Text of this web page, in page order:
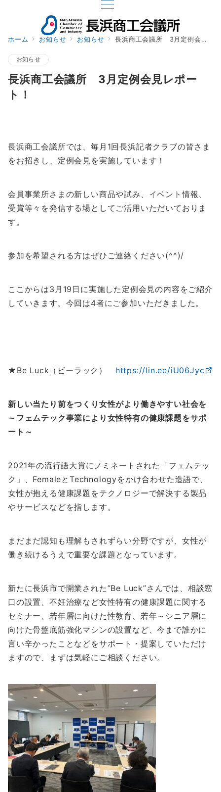
ホーム お知らせ お知らせ 長浜商工会議所 3月定例会見レポート！
お知らせ
長浜商工会議所 3月定例会見レポー
ト！
長浜商工会議所では、毎月1回長浜記者クラブの皆さま
をお招きし、定例会見を実施しています！
会員事業所さまの新しい商品や試み、イベント情報、
受賞等々を発信する場としてご活用いただいておりま
す。
参加を希望される方はぜひご連絡ください(^^)/
ここからは3月19日に実施した定例会見の内容をご紹介
していきます。今回は4者にご参加いただきました。
★Be Luck（ビーラック） https://lin.ee/iU06Jyc
新しい当たり前をつくり女性がより働きやすい社会を
～フェムテック事業により女性特有の健康課題をサポ
ート～
2021年の流行語大賞にノミネートされた「フェムテッ
ク」、FemaleとTechnologyをかけ合わせた造語で、
女性が抱える健康課題をテクノロジーで解決する製品
やサービスなどを指します。
まだまだ認知も理解もされずらい分野ですが、女性が
働き続けるうえで重要な課題となっています。
新たに長浜市で開業された”Be Luck”さんでは、相談窓
口の設置、不妊治療など女性特有の健康課題に関する
セミナー、若年層に向けた性教育、若年～シニア層に
向けた骨盤底筋強化マシンの設置など、今まで誰かに
言い辛かったことなどをサポート・提案していただけ
ますので、まずは気軽にご相談ください。